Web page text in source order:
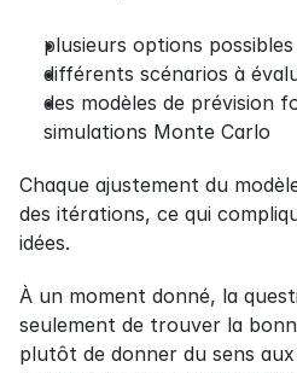
plusieurs options
différents scénarios à
des modèles de prévision
simulations Monte Carlo
Chaque ajustement du
des itérations, ce qui
idées.
À un moment donné, la
seulement de trouver la
plutôt de donner du sens aux